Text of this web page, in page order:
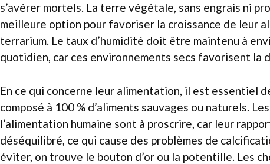
s’avérer mortels. La terre végétale, sans engrais ni
meilleure option pour favoriser la croissance de leur
terrarium. Le taux d’humidité doit être maintenu à
quotidien, car ces environnements secs favorisent la
En ce qui concerne leur alimentation, il est essentiel
composé à 100 % d’aliments sauvages ou naturels.
l’alimentation humaine sont à proscrire, car leur
déséquilibré, ce qui cause des problèmes de
éviter, on trouve le bouton d’or ou la potentille. Les